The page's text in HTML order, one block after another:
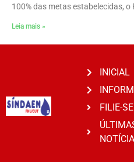
100% das metas estabelecidas, o
Leia mais »
INICIAL
FILIE-SE